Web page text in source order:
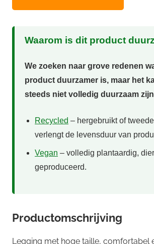
Waarom is dit product
We zoeken naar grove redenen
product duurzamer is, maar het
steeds niet volledig duurzaam
Recycled – hergebruikt of
verlengt de levensduur van
Vegan – volledig plantaardig,
geproduceerd.
Productomschrijving
Legging met hoge taille, comfortabel